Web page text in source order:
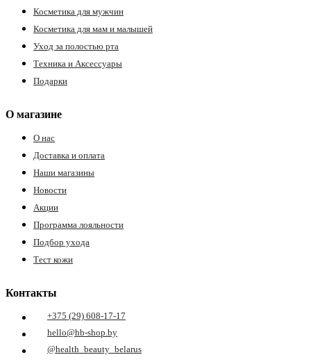
Косметика для мужчин
Косметика для мам и малышей
Уход за полостью рта
Техника и Аксессуары
Подарки
О магазине
О нас
Доставка и оплата
Наши магазины
Новости
Акции
Программа лояльности
Подбор ухода
Тест кожи
Контакты
+375 (29) 608-17-17
hello@hb-shop.by
@health_beauty_belarus